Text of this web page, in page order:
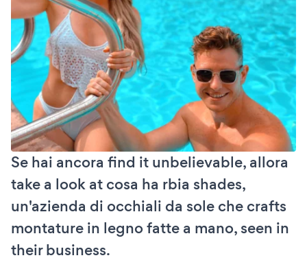
Se hai ancora find it unbelievable, allora
take a look at cosa ha rbia shades,
un'azienda di occhiali da sole che crafts
montature in legno fatte a mano, seen in
their business.